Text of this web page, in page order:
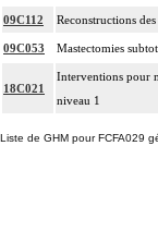
09C112 Reconstructions
09C053 Mastectomies
18C021
Interventions pour
niveau 1
Liste de GHM pour FCFA029